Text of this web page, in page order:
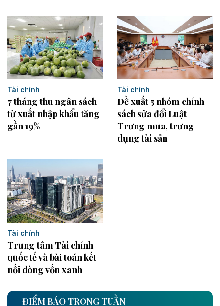
Tài chính
7 tháng thu ngân sách
từ xuất nhập khẩu tăng
gần 19%
Tài chính
Đề xuất 5 nhóm chính
sách sửa đổi Luật
Trưng mua, trưng
dụng tài sản
Tài chính
Trung tâm Tài chính
quốc tế và bài toán kết
nối dòng vốn xanh
ĐIỂM BÁO TRONG TUẦN